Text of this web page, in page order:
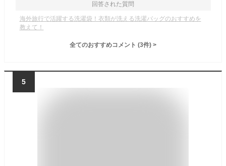
回答された質問
海外旅行で活躍する洗濯袋！衣類が洗える洗濯バッグのおすすめを
教えて！
全てのおすすめコメント (3件) >
5